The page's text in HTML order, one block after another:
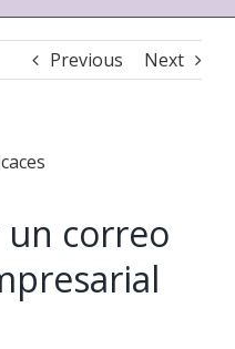
Previous Next
correo